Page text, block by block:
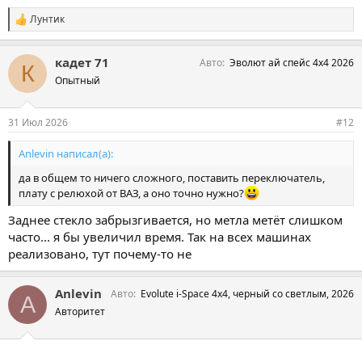
С
и
п
т
Лунтик
К кадет 71
Опытный
Авто Эволют ай спейс 4х4 2026
31 Июл 2026 #12
Anlevin написал(а):
да в общем то ничего сложного, поставить переключатель,
плату с релюхой от ВАЗ, а оно точно нужно?
Заднее стекло забрызгивается, но метла метёт слишком
часто... я бы увеличил время. Так на всех машинах
реализовано, тут почему-то не
A Anlevin
Авторитет
Авто Evolute i-Space 4х4, черный со светлым, 2026